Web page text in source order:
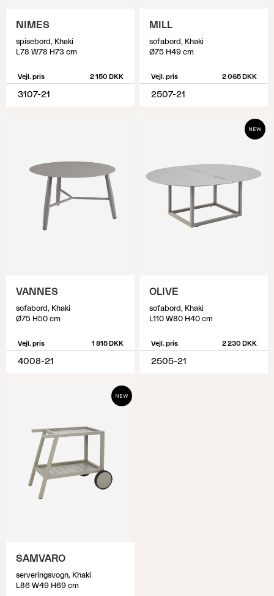
NIMES
spisebord, Khaki
L78 W78 H73 cm
Vejl. pris 2 150 DKK
3107-21
MILL
sofabord, Khaki
Ø75 H49 cm
Vejl. pris 2 065 DKK
2507-21
VANNES
sofabord, Khaki
Ø75 H50 cm
Vejl. pris 1 815 DKK
4008-21
OLIVE
sofabord, Khaki
L110 W80 H40 cm
Vejl. pris 2 230 DKK
2505-21
SAMVARO
serveringsvogn, Khaki
L86 W49 H69 cm